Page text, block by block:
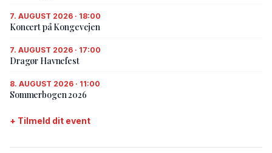
7. AUGUST 2026 · 18:00
Koncert på Kongevejen
7. AUGUST 2026 · 17:00
Dragør Havnefest
8. AUGUST 2026 · 11:00
Sommerbogen 2026
+ Tilmeld dit event